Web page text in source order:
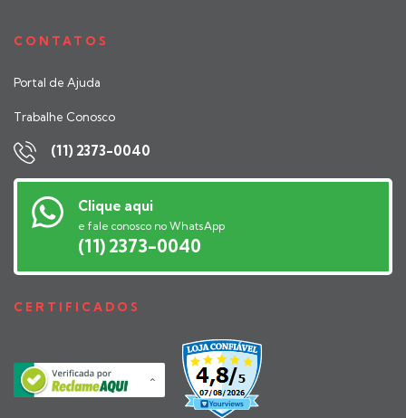
CONTATOS
Portal de Ajuda
Trabalhe Conosco
(11) 2373-0040
Clique aqui
e fale conosco no WhatsApp
(11) 2373-0040
CERTIFICADOS